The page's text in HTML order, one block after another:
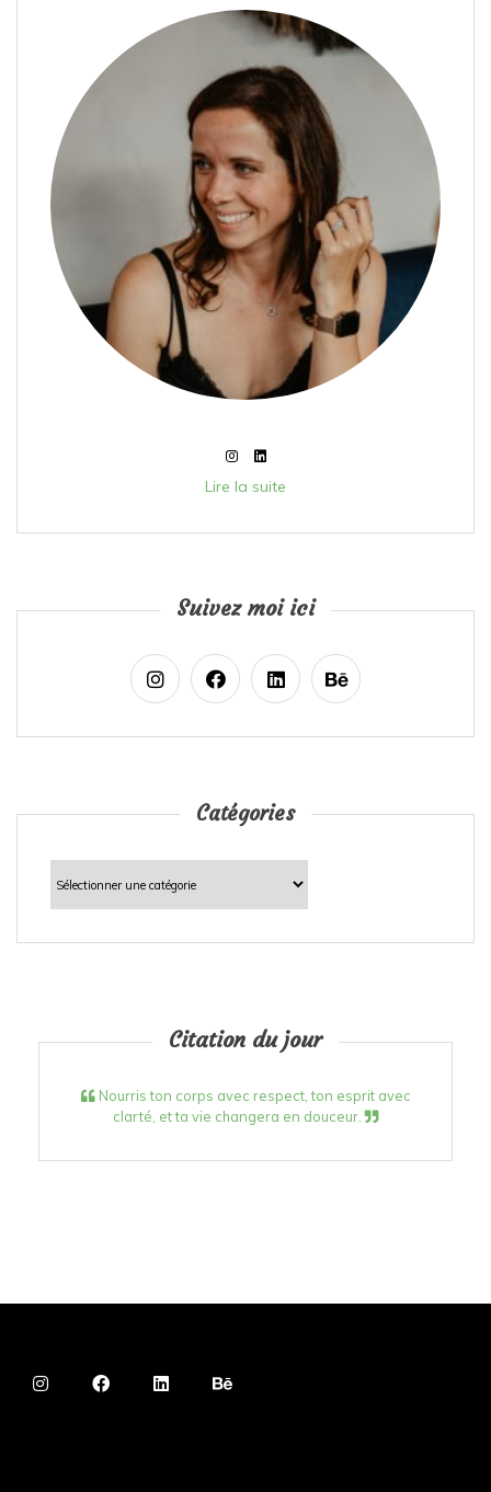
Lire la suite
Suivez moi ici
Catégories
Catégories
Citation du jour
Nourris ton corps avec respect, ton esprit avec
clarté, et ta vie changera en douceur.